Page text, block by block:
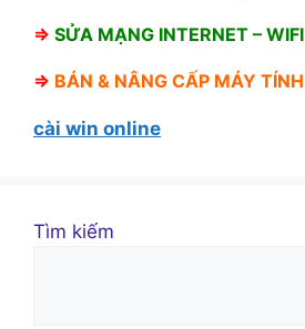
⇒ SỬA MẠNG INTERNET – WIFI
⇒ BÁN & NÂNG CẤP MÁY TÍNH
cài win online
Tìm kiếm